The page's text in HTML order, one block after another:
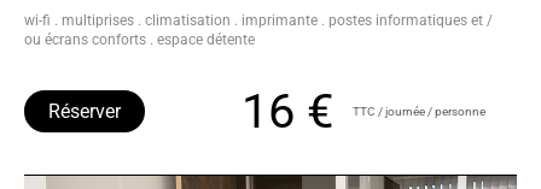
wi-fi . multiprises . climatisation . imprimante . postes informatiques et /
ou écrans conforts . espace détente
16 € TTC / journée / personne
Réserver